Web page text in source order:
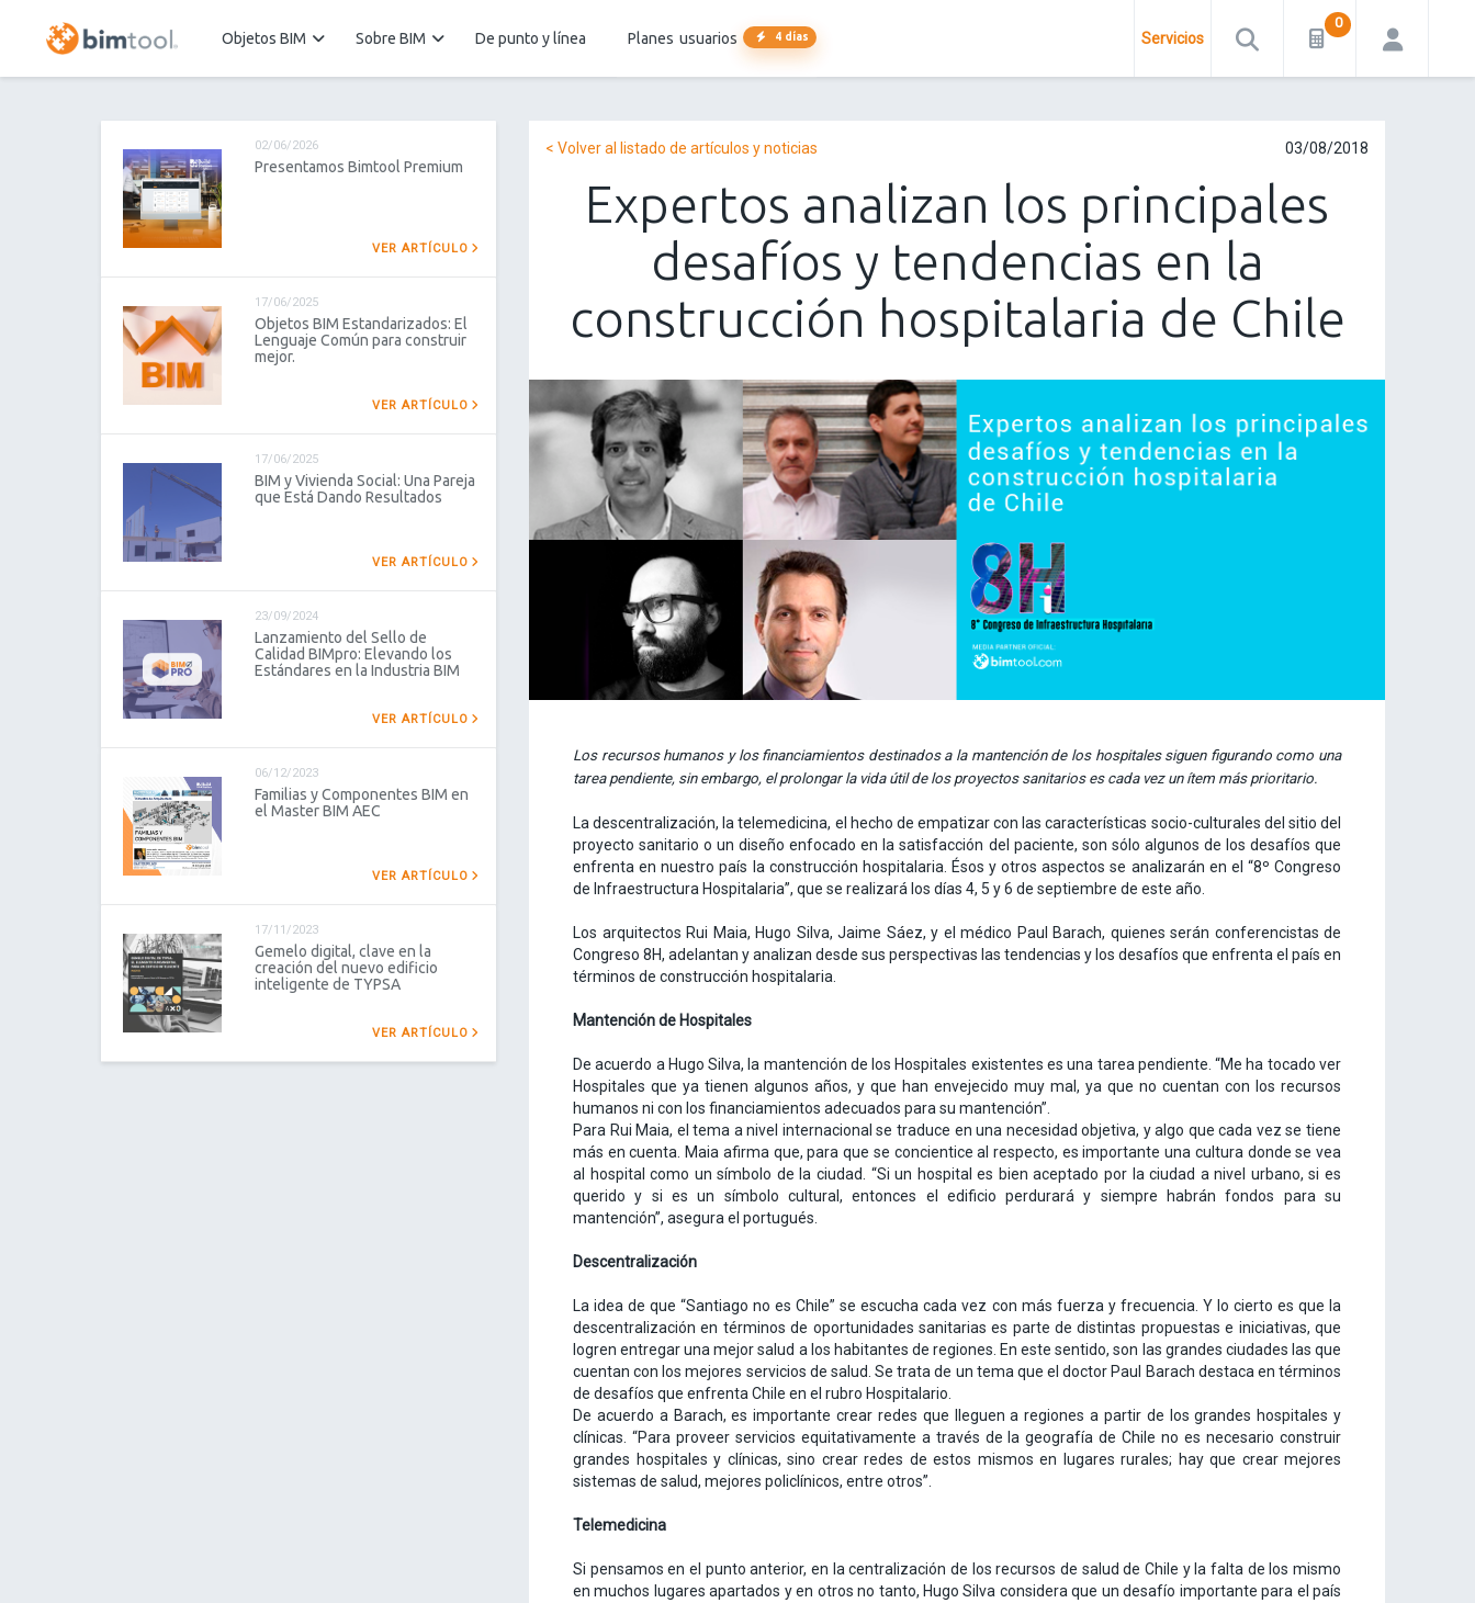
Servicios
Objetos BIM Sobre BIM De punto y línea Planes usuarios 4 días
02/06/2026
Presentamos Bimtool Premium
VER ARTÍCULO
17/06/2025
Objetos BIM Estandarizados: El
Lenguaje Común para construir
mejor.
VER ARTÍCULO
17/06/2025
BIM y Vivienda Social: Una Pareja
que Está Dando Resultados
VER ARTÍCULO
23/09/2024
Lanzamiento del Sello de
Calidad BIMpro: Elevando los
Estándares en la Industria BIM
VER ARTÍCULO
06/12/2023
Familias y Componentes BIM en
el Master BIM AEC
VER ARTÍCULO
17/11/2023
Gemelo digital, clave en la
creación del nuevo edificio
inteligente de TYPSA
VER ARTÍCULO
< Volver al listado de artículos y noticias 03/08/2018
Expertos analizan los principales
desafíos y tendencias en la
construcción hospitalaria de Chile
Los recursos humanos y los financiamientos destinados a la mantención de los hospitales siguen figurando como una
tarea pendiente, sin embargo, el prolongar la vida útil de los proyectos sanitarios es cada vez un ítem más prioritario.
La descentralización, la telemedicina, el hecho de empatizar con las características socio-culturales del sitio del
proyecto sanitario o un diseño enfocado en la satisfacción del paciente, son sólo algunos de los desafíos que
enfrenta en nuestro país la construcción hospitalaria. Ésos y otros aspectos se analizarán en el “8º Congreso
de Infraestructura Hospitalaria”, que se realizará los días 4, 5 y 6 de septiembre de este año.
Los arquitectos Rui Maia, Hugo Silva, Jaime Sáez, y el médico Paul Barach, quienes serán conferencistas de
Congreso 8H, adelantan y analizan desde sus perspectivas las tendencias y los desafíos que enfrenta el país en
términos de construcción hospitalaria.
Mantención de Hospitales
De acuerdo a Hugo Silva, la mantención de los Hospitales existentes es una tarea pendiente. “Me ha tocado ver
Hospitales que ya tienen algunos años, y que han envejecido muy mal, ya que no cuentan con los recursos
humanos ni con los financiamientos adecuados para su mantención”.
Para Rui Maia, el tema a nivel internacional se traduce en una necesidad objetiva, y algo que cada vez se tiene
más en cuenta. Maia afirma que, para que se concientice al respecto, es importante una cultura donde se vea
al hospital como un símbolo de la ciudad. “Si un hospital es bien aceptado por la ciudad a nivel urbano, si es
querido y si es un símbolo cultural, entonces el edificio perdurará y siempre habrán fondos para su
mantención”, asegura el portugués.
Descentralización
La idea de que “Santiago no es Chile” se escucha cada vez con más fuerza y frecuencia. Y lo cierto es que la
descentralización en términos de oportunidades sanitarias es parte de distintas propuestas e iniciativas, que
logren entregar una mejor salud a los habitantes de regiones. En este sentido, son las grandes ciudades las que
cuentan con los mejores servicios de salud. Se trata de un tema que el doctor Paul Barach destaca en términos
de desafíos que enfrenta Chile en el rubro Hospitalario.
De acuerdo a Barach, es importante crear redes que lleguen a regiones a partir de los grandes hospitales y
clínicas. “Para proveer servicios equitativamente a través de la geografía de Chile no es necesario construir
grandes hospitales y clínicas, sino crear redes de estos mismos en lugares rurales; hay que crear mejores
sistemas de salud, mejores policlínicos, entre otros”.
Telemedicina
Si pensamos en el punto anterior, en la centralización de los recursos de salud de Chile y la falta de los mismo
en muchos lugares apartados y en otros no tanto, Hugo Silva considera que un desafío importante para el país